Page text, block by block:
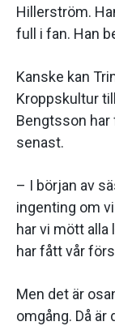
Hillerström.
full i fan. Han
Kanske kan
Kroppskultur
Bengtsson
senast.
– I början av
ingenting om
har vi mött alla
har fått vår
Men det är
omgång. Då är